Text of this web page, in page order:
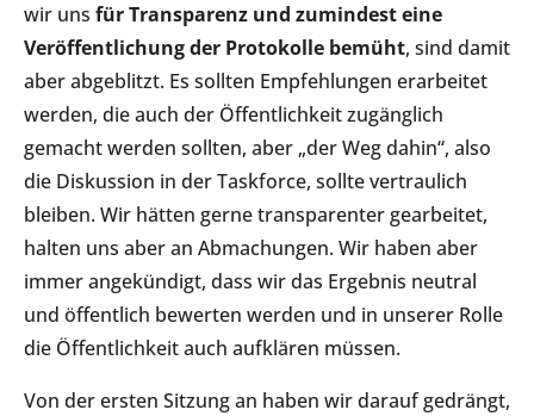
wir uns für Transparenz und zumindest eine
Veröffentlichung der Protokolle bemüht, sind damit
aber abgeblitzt. Es sollten Empfehlungen erarbeitet
werden, die auch der Öffentlichkeit zugänglich
gemacht werden sollten, aber „der Weg dahin“, also
die Diskussion in der Taskforce, sollte vertraulich
bleiben. Wir hätten gerne transparenter gearbeitet,
halten uns aber an Abmachungen. Wir haben aber
immer angekündigt, dass wir das Ergebnis neutral
und öffentlich bewerten werden und in unserer Rolle
die Öffentlichkeit auch aufklären müssen.
Von der ersten Sitzung an haben wir darauf gedrängt,